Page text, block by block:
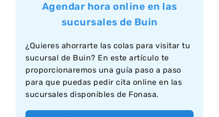
Agendar hora online en las
sucursales de Buin
¿Quieres ahorrarte las colas para visitar tu
sucursal de Buin? En este artículo te
proporcionaremos una guía paso a paso
para que puedas pedir cita online en las
sucursales disponibles de Fonasa.